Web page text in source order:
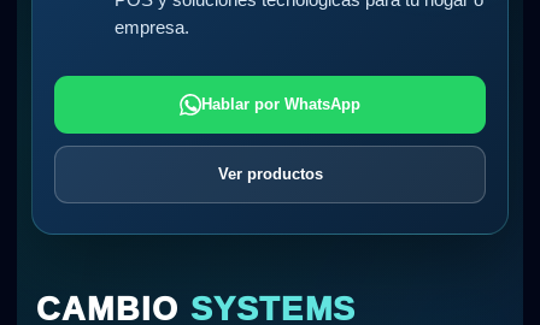
empresa.
Hablar por WhatsApp
Ver productos
CAMBIO SYSTEMS